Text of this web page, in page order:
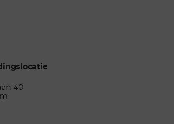
40
opleidingslocatie